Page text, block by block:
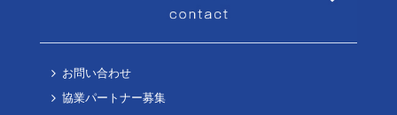
お問い合わせ
協業パートナー募集